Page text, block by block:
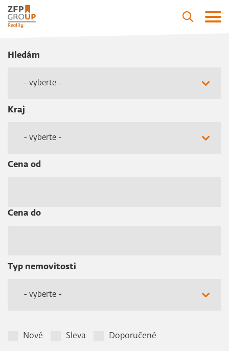
Hledám
- vyberte -
Kraj
- vyberte -
Cena od
Cena do
Typ nemovitosti
- vyberte -
Nové Sleva Doporučené